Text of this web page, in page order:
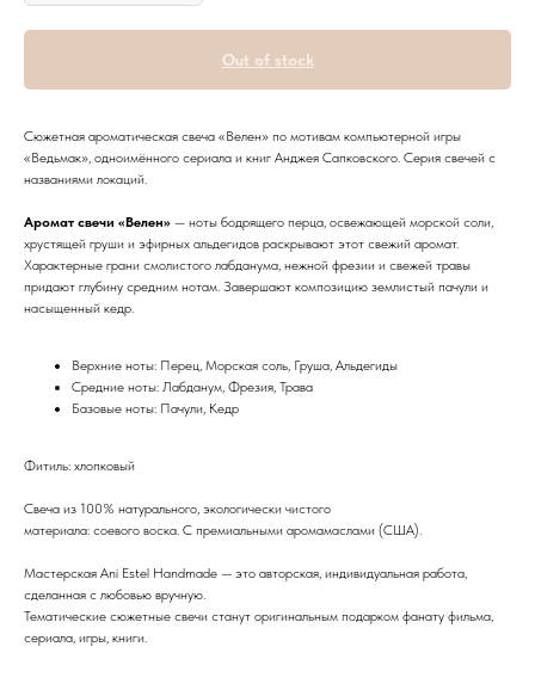
Out of stock
Сюжетная ароматическая свеча «Велен» по мотивам компьютерной игры
«Ведьмак», одноимённого сериала и книг Анджея Сапковского. Серия свечей с
названиями локаций.
Аромат свечи «Велен» — ноты бодрящего перца, освежающей морской соли,
хрустящей груши и эфирных альдегидов раскрывают этот свежий аромат.
Характерные грани смолистого лабданума, нежной фрезии и свежей травы
придают глубину средним нотам. Завершают композицию землистый пачули и
насыщенный кедр.
Верхние ноты: Перец, Морская соль, Груша, Альдегиды
Средние ноты: Лабданум, Фрезия, Трава
Базовые ноты: Пачули, Кедр
Фитиль: хлопковый
Свеча из 100% натурального, экологически чистого
материала: соевого воска. С премиальными аромамаслами (США).
Мастерская Ani Estel Handmade — это авторская, индивидуальная работа,
сделанная с любовью вручную.
Тематические сюжетные свечи станут оригинальным подарком фанату фильма,
сериала, игры, книги.